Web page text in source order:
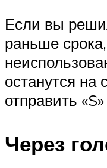
Если вы
раньше
останутся на
отправить
Через